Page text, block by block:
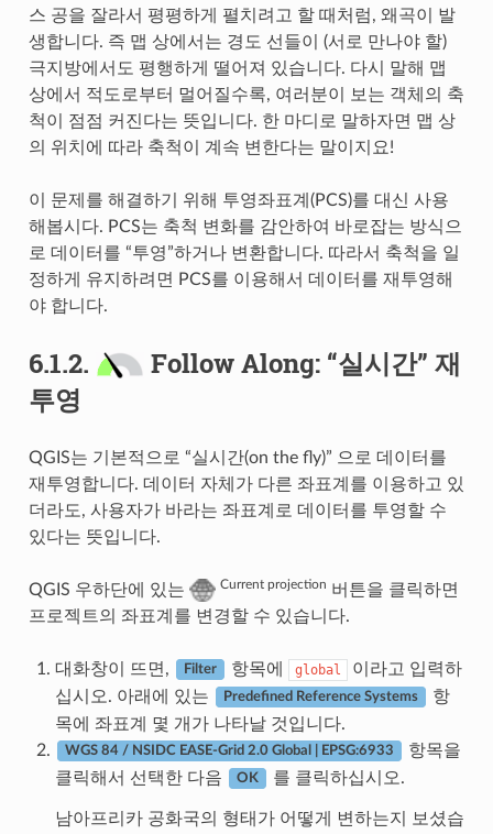
스 공을 잘라서 평평하게 펼치려고 할 때처럼, 왜곡이 발
생합니다. 즉 맵 상에서는 경도 선들이 (서로 만나야 할)
극지방에서도 평행하게 떨어져 있습니다. 다시 말해 맵
상에서 적도로부터 멀어질수록, 여러분이 보는 객체의 축
척이 점점 커진다는 뜻입니다. 한 마디로 말하자면 맵 상
의 위치에 따라 축척이 계속 변한다는 말이지요!
이 문제를 해결하기 위해 투영좌표계(PCS)를 대신 사용
해봅시다. PCS는 축척 변화를 감안하여 바로잡는 방식으
로 데이터를 “투영”하거나 변환합니다. 따라서 축척을 일
정하게 유지하려면 PCS를 이용해서 데이터를 재투영해
야 합니다.
6.1.2.
Follow Along: “실시간” 재
투영
QGIS는 기본적으로 “실시간(on the fly)” 으로 데이터를
재투영합니다. 데이터 자체가 다른 좌표계를 이용하고 있
더라도, 사용자가 바라는 좌표계로 데이터를 투영할 수
있다는 뜻입니다.
QGIS 우하단에 있는 Current projection 버튼을 클릭하면
프로젝트의 좌표계를 변경할 수 있습니다.
대화창이 뜨면, Filter 항목에 global
이라고 입력하
십시오. 아래에 있는
Predefined Reference Systems
항
목에 좌표계 몇 개가 나타날 것입니다.
WGS 84 / NSIDC EASE-Grid 2.0 Global | EPSG:6933
항목을
클릭해서 선택한 다음
OK 를 클릭하십시오.
남아프리카 공화국의 형태가 어떻게 변하는지 보셨습